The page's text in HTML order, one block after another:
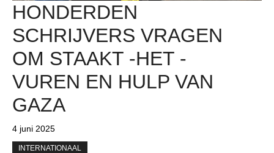
HONDERDEN
SCHRIJVERS VRAGEN
OM STAAKT -HET -
VUREN EN HULP VAN
GAZA
4 juni 2025
INTERNATIONAAL